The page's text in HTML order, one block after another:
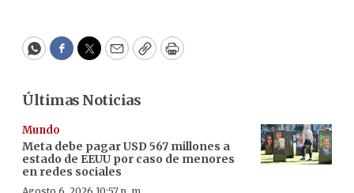
WhatsApp
Facebook
Twitter
EmailCopyPrint
Últimas Noticias
Mundo
Meta debe pagar USD 567 millones a
estado de EEUU por caso de menores
en redes sociales